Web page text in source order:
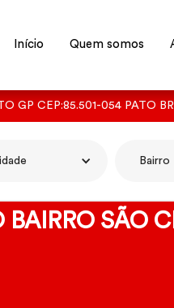
Início Quem somos
GP CEP:85.501-054 PATO
Bairro
SÃO